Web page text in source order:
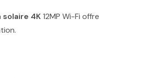
solaire 4K12MP Wi-Fi offre